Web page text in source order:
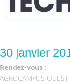
30 janvier
Rendez-vous :
AGROCAMPUS